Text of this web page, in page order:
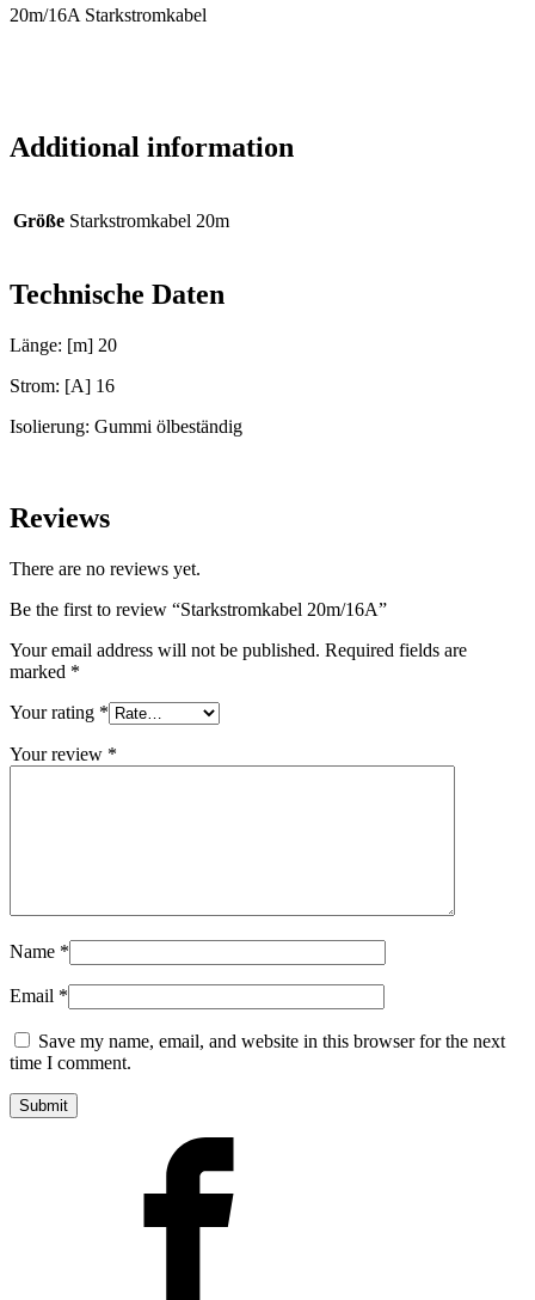
20m/16A Starkstromkabel
Additional information
Größe Starkstromkabel 20m
Technische Daten
Länge: [m] 20
Strom: [A] 16
Isolierung: Gummi ölbeständig
Reviews
There are no reviews yet.
Be the first to review “Starkstromkabel 20m/16A”
Your email address will not be published. Required fields are
marked *
Your rating *
Your review *
Name *
Email *
Save my name, email, and website in this browser for the next
time I comment.